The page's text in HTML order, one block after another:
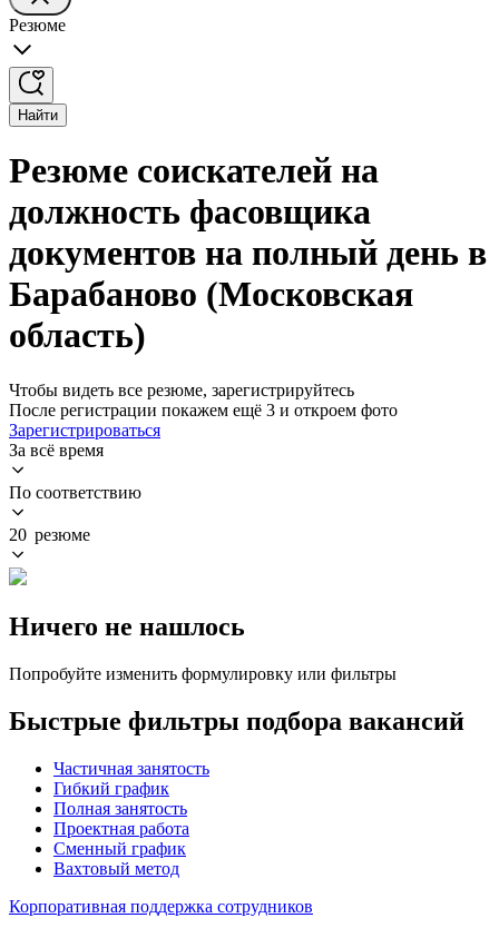
Резюме
Найти
Резюме соискателей на
должность фасовщика
документов на полный день в
Барабаново (Московская
область)
Чтобы видеть все резюме, зарегистрируйтесь
После регистрации покажем ещё 3 и откроем фото
Зарегистрироваться
За всё время
По соответствию
20 резюме
Ничего не нашлось
Попробуйте изменить формулировку или фильтры
Быстрые фильтры подбора вакансий
Частичная занятость
Гибкий график
Полная занятость
Проектная работа
Сменный график
Вахтовый метод
Корпоративная поддержка сотрудников